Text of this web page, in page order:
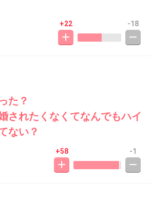
+22 -18
た？
されたくなくてなんでもハイ
ない？
+58 -1